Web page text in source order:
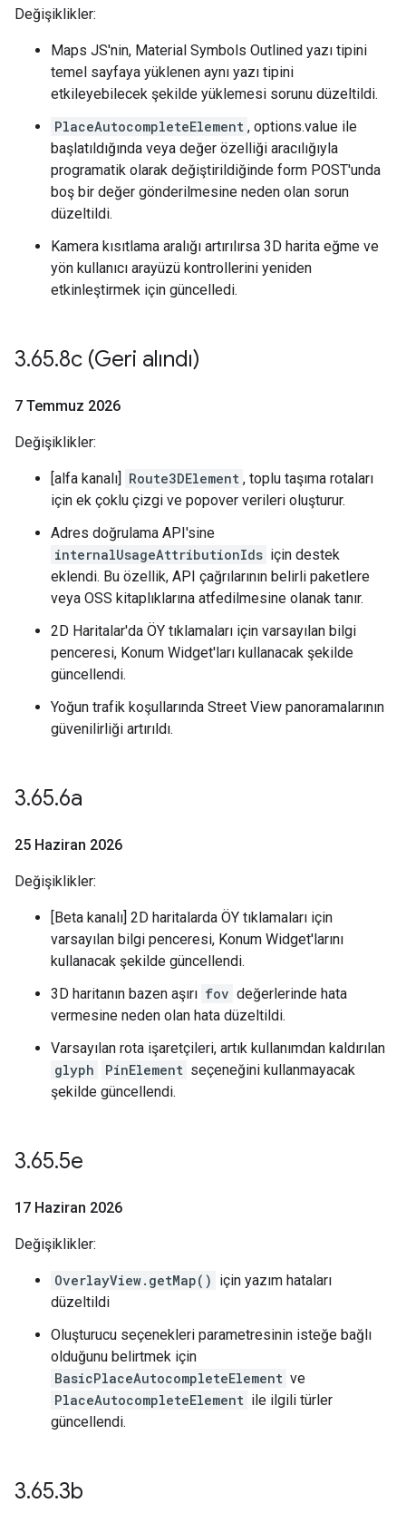
Değişiklikler:
Maps JS'nin, Material Symbols Outlined yazı tipini
temel sayfaya yüklenen aynı yazı tipini
etkileyebilecek şekilde yüklemesi sorunu düzeltildi.
PlaceAutocompleteElement , options.value ile
başlatıldığında veya değer özelliği aracılığıyla
programatik olarak değiştirildiğinde form POST'unda
boş bir değer gönderilmesine neden olan sorun
düzeltildi.
Kamera kısıtlama aralığı artırılırsa 3D harita eğme ve
yön kullanıcı arayüzü kontrollerini yeniden
etkinleştirmek için güncelledi.
3.65.8c (Geri alındı)
7 Temmuz 2026
Değişiklikler:
[alfa kanalı] Route3DElement , toplu taşıma rotaları
için ek çoklu çizgi ve popover verileri oluşturur.
Adres doğrulama API'sine
internalUsageAttributionIds için destek
eklendi. Bu özellik, API çağrılarının belirli paketlere
veya OSS kitaplıklarına atfedilmesine olanak tanır.
2D Haritalar'da ÖY tıklamaları için varsayılan bilgi
penceresi, Konum Widget'ları kullanacak şekilde
güncellendi.
Yoğun trafik koşullarında Street View panoramalarının
güvenilirliği artırıldı.
3.65.6a
25 Haziran 2026
Değişiklikler:
[Beta kanalı] 2D haritalarda ÖY tıklamaları için
varsayılan bilgi penceresi, Konum Widget'larını
kullanacak şekilde güncellendi.
3D haritanın bazen aşırı fov değerlerinde hata
vermesine neden olan hata düzeltildi.
Varsayılan rota işaretçileri, artık kullanımdan kaldırılan
glyph
PinElement seçeneğini kullanmayacak
şekilde güncellendi.
3.65.5e
17 Haziran 2026
Değişiklikler:
OverlayView.getMap() için yazım hataları
düzeltildi
Oluşturucu seçenekleri parametresinin isteğe bağlı
olduğunu belirtmek için
BasicPlaceAutocompleteElement ve
PlaceAutocompleteElement ile ilgili türler
güncellendi.
3.65.3b